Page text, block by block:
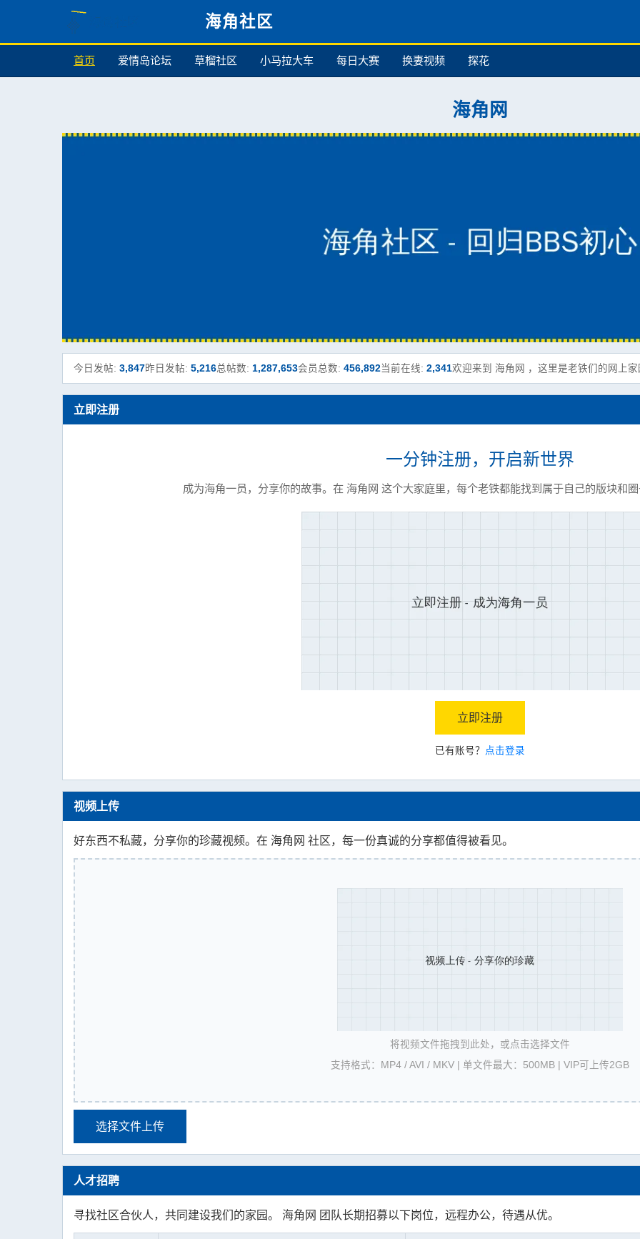
海角社区
首页 爱情岛论坛 草榴社区 小马拉大车 每日大赛 换妻视频 探花
海角网
今日发帖: 3,847昨日发帖: 5,216总帖数: 1,287,653会员总数: 456,892当前在线: 2,341欢迎来到 海角网 ，这里是老铁们的网上家
立即注册
一分钟注册，开启新世界
成为海角一员，分享你的故事。在 海角网 这个大家庭里，每个老铁都能找到属于自己的版块和圈
立即注册
已有账号？ 点击登录
视频上传
好东西不私藏，分享你的珍藏视频。在 海角网 社区，每一份真诚的分享都值得被看见。
将视频文件拖拽到此处，或点击选择文件
支持格式：MP4 / AVI / MKV | 单文件最大：500MB | VIP可上传2GB
选择文件上传
人才招聘
寻找社区合伙人，共同建设我们的家园。 海角网 团队长期招募以下岗位，远程办公，待遇从优。